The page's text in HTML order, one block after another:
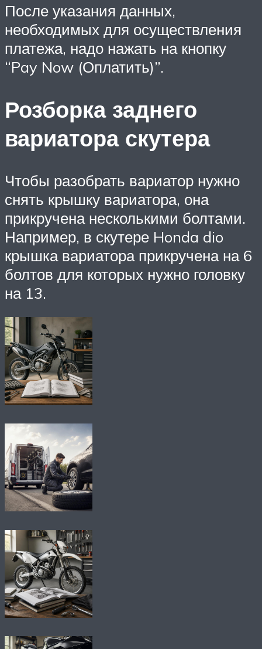
После указания данных,
необходимых для осуществления
платежа, надо нажать на кнопку
“Pay Now (Оплатить)”.
Розборка заднего
вариатора скутера
Чтобы разобрать вариатор нужно
снять крышку вариатора, она
прикручена несколькими болтами.
Например, в скутере Honda dio
крышка вариатора прикручена на 6
болтов для которых нужно головку
на 13.